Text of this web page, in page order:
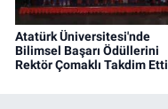
Atatürk Üniversitesi'nde
Bilimsel Başarı Ödüllerini
Rektör Çomaklı Takdim Etti